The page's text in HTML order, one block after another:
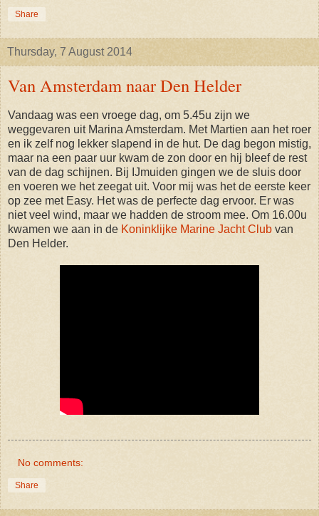
Share
Thursday, 7 August 2014
Van Amsterdam naar Den Helder
Vandaag was een vroege dag, om 5.45u zijn we
weggevaren uit Marina Amsterdam. Met Martien aan het roer
en ik zelf nog lekker slapend in de hut. De dag begon mistig,
maar na een paar uur kwam de zon door en hij bleef de rest
van de dag schijnen. Bij IJmuiden gingen we de sluis door
en voeren we het zeegat uit. Voor mij was het de eerste keer
op zee met Easy. Het was de perfecte dag ervoor. Er was
niet veel wind, maar we hadden de stroom mee. Om 16.00u
kwamen we aan in de Koninklijke Marine Jacht Club van
Den Helder.
No comments:
Share